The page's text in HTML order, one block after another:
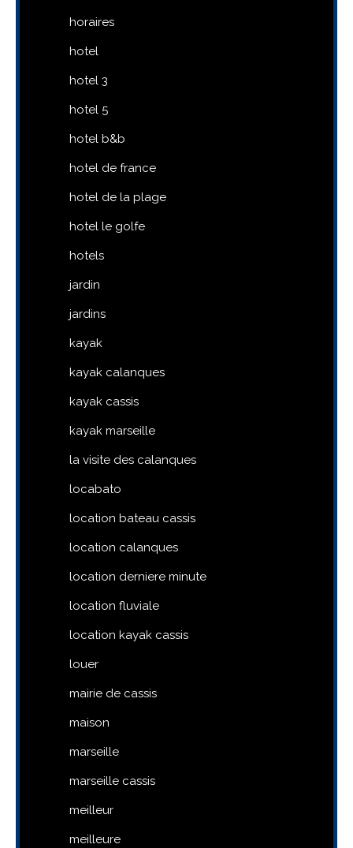
horaires
hotel
hotel 3
hotel 5
hotel b&b
hotel de france
hotel de la plage
hotel le golfe
hotels
jardin
jardins
kayak
kayak calanques
kayak cassis
kayak marseille
la visite des calanques
locabato
location bateau cassis
location calanques
location derniere minute
location fluviale
location kayak cassis
louer
mairie de cassis
maison
marseille
marseille cassis
meilleur
meilleure